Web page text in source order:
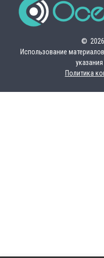
© 2026
Использование
Политика